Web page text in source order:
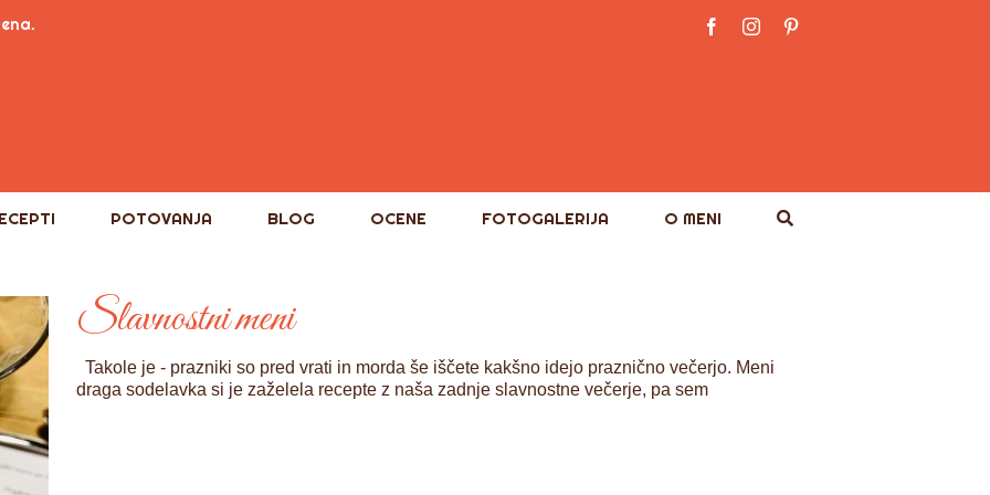
FacebookInstagram
POTOVANJA BLOG OCENE FOTOGALERIJA O MENI
Slavnostni meni
Takole je - prazniki so pred vrati in morda še iščete kakšno idejo praznično večerjo. Meni
draga sodelavka si je zaželela recepte z naša zadnje slavnostne večerje, pa sem